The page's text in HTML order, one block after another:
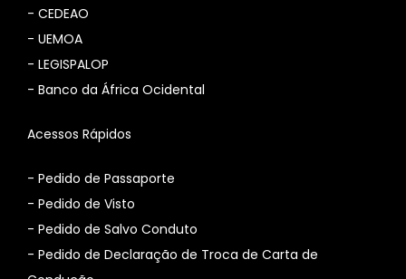
- CEDEAO
- UEMOA
- LEGISPALOP
- Banco da África Ocidental
Acessos Rápidos
- Pedido de Passaporte
- Pedido de Visto
- Pedido de Salvo Conduto
- Pedido de Declaração de Troca de Carta de